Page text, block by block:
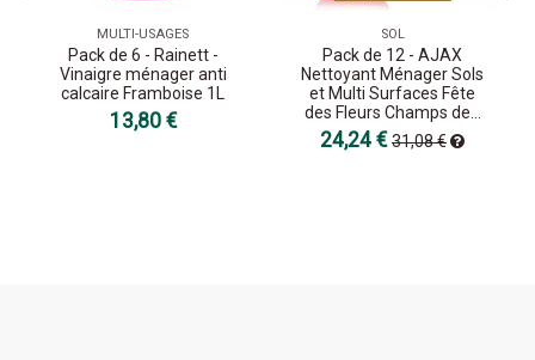
MULTI-USAGES
Pack de 6 - Rainett -
Vinaigre ménager anti
calcaire Framboise 1L
13,80 €
SOL
Pack de 12 - AJAX
Nettoyant Ménager Sols
et Multi Surfaces Fête
des Fleurs Champs de...
24,24 €31,08 €